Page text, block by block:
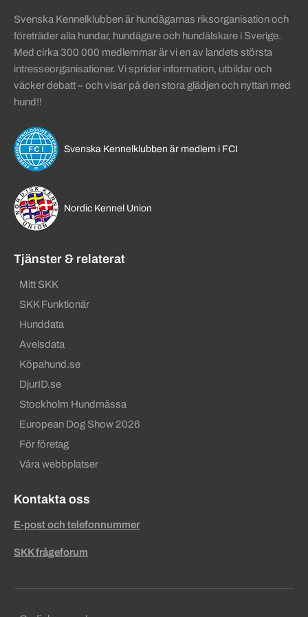
Svenska Kennelklubben är hundägarnas riksorganisation och
företräder alla hundar, hundägare och hundälskare i Sverige.
Med cirka 300 000 medlemmar är vi en av landets största
intresseorganisationer. Vi sprider information, utbildar och
väcker debatt – och visar på den stora glädjen och nyttan med
hund!!
Svenska Kennelklubben är medlem i FCI
Nordic Kennel Union
Tjänster & relaterat
Mitt SKK
SKK Funktionär
Hunddata
Avelsdata
Köpahund.se
DjurID.se
Stockholm Hundmässa
European Dog Show 2026
För företag
Våra webbplatser
Kontakta oss
E-post och telefonnummer
SKK frågeforum